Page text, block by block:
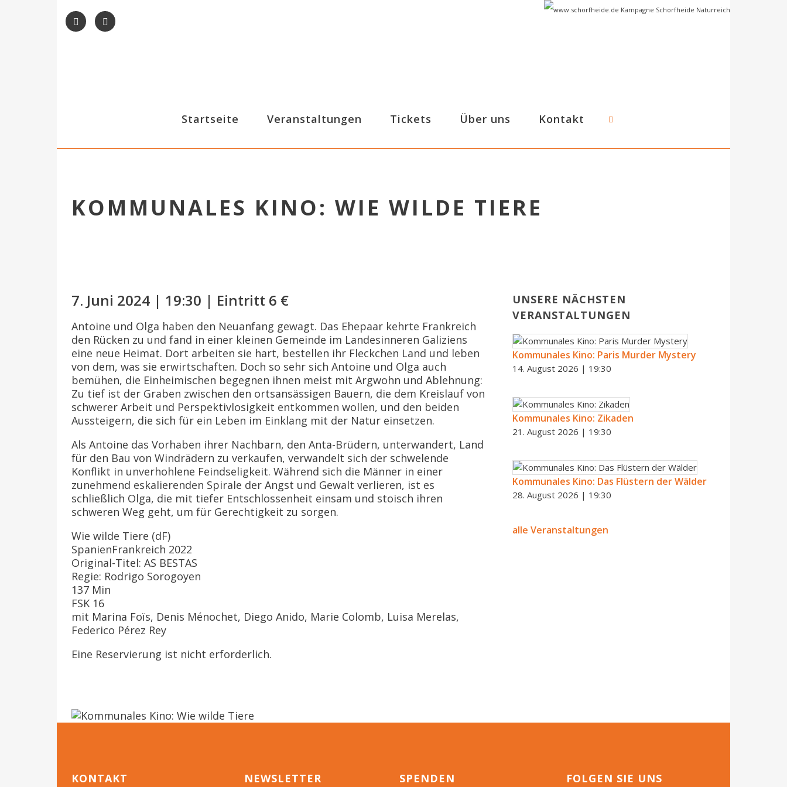
Startseite Veranstaltungen Tickets Über uns Kontakt
KOMMUNALES KINO: WIE WILDE TIERE
7. Juni 2024 | 19:30 | Eintritt 6 €
Antoine und Olga haben den Neuanfang gewagt. Das Ehepaar kehrte Frankreich
den Rücken zu und fand in einer kleinen Gemeinde im Landesinneren Galiziens
eine neue Heimat. Dort arbeiten sie hart, bestellen ihr Fleckchen Land und leben
von dem, was sie erwirtschaften. Doch so sehr sich Antoine und Olga auch
bemühen, die Einheimischen begegnen ihnen meist mit Argwohn und Ablehnung:
Zu tief ist der Graben zwischen den ortsansässigen Bauern, die dem Kreislauf von
schwerer Arbeit und Perspektivlosigkeit entkommen wollen, und den beiden
Aussteigern, die sich für ein Leben im Einklang mit der Natur einsetzen.
Als Antoine das Vorhaben ihrer Nachbarn, den Anta-Brüdern, unterwandert, Land
für den Bau von Windrädern zu verkaufen, verwandelt sich der schwelende
Konflikt in unverhohlene Feindseligkeit. Während sich die Männer in einer
zunehmend eskalierenden Spirale der Angst und Gewalt verlieren, ist es
schließlich Olga, die mit tiefer Entschlossenheit einsam und stoisch ihren
schweren Weg geht, um für Gerechtigkeit zu sorgen.
Wie wilde Tiere (dF)
SpanienFrankreich 2022
Original-Titel: AS BESTAS
Regie: Rodrigo Sorogoyen
137 Min
FSK 16
mit Marina Foïs, Denis Ménochet, Diego Anido, Marie Colomb, Luisa Merelas,
Federico Pérez Rey
Eine Reservierung ist nicht erforderlich.
UNSERE NÄCHSTEN
VERANSTALTUNGEN
Kommunales Kino: Paris Murder Mystery
14. August 2026 | 19:30
Kommunales Kino: Zikaden
21. August 2026 | 19:30
Kommunales Kino: Das Flüstern der Wälder
28. August 2026 | 19:30
alle Veranstaltungen
KONTAKT NEWSLETTER SPENDEN FOLGEN SIE UNS